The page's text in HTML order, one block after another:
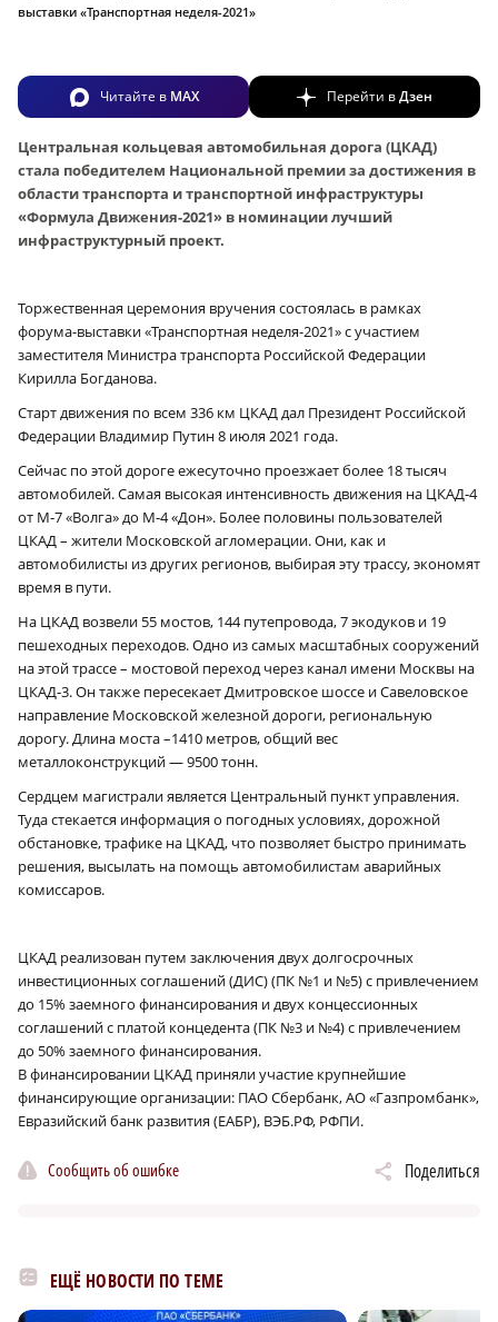
выставки «Транспортная неделя-2021»
Читайте в MAX Перейти вДзен
Центральная кольцевая автомобильная дорога (ЦКАД)
стала победителем Национальной премии за достижения в
области транспорта и транспортной инфраструктуры
«Формула Движения-2021» в номинации лучший
инфраструктурный проект.
Торжественная церемония вручения состоялась в рамках
форума-выставки «Транспортная неделя-2021» с участием
заместителя Министра транспорта Российской Федерации
Кирилла Богданова.
Старт движения по всем 336 км ЦКАД дал Президент Российской
Федерации Владимир Путин 8 июля 2021 года.
Сейчас по этой дороге ежесуточно проезжает более 18 тысяч
автомобилей. Самая высокая интенсивность движения на ЦКАД‑4
от М‑7 «Волга» до М‑4 «Дон». Более половины пользователей
ЦКАД – жители Московской агломерации. Они, как и
автомобилисты из других регионов, выбирая эту трассу, экономят
время в пути.
На ЦКАД возвели 55 мостов, 144 путепровода, 7 экодуков и 19
пешеходных переходов. Одно из самых масштабных сооружений
на этой трассе – мостовой переход через канал имени Москвы на
ЦКАД‑3. Он также пересекает Дмитровское шоссе и Савеловское
направление Московской железной дороги, региональную
дорогу. Длина моста –1410 метров, общий вес
металлоконструкций — 9500 тонн.
Сердцем магистрали является Центральный пункт управления.
Туда стекается информация о погодных условиях, дорожной
обстановке, трафике на ЦКАД, что позволяет быстро принимать
решения, высылать на помощь автомобилистам аварийных
комиссаров.
ЦКАД реализован путем заключения двух долгосрочных
инвестиционных соглашений (ДИС) (ПК №1 и №5) с привлечением
до 15% заемного финансирования и двух концессионных
соглашений с платой концедента (ПК №3 и №4) с привлечением
до 50% заемного финансирования.
В финансировании ЦКАД приняли участие крупнейшие
финансирующие организации: ПАО Сбербанк, АО «Газпромбанк»,
Евразийский банк развития (ЕАБР), ВЭБ.РФ, РФПИ.
Сообщить об ошибке Поделиться
ЕЩЁ НОВОСТИ ПО ТЕМЕ